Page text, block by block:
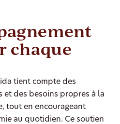
chaque
tient compte des
et des besoins propres à la
tout en encourageant
au quotidien. Ce soutien